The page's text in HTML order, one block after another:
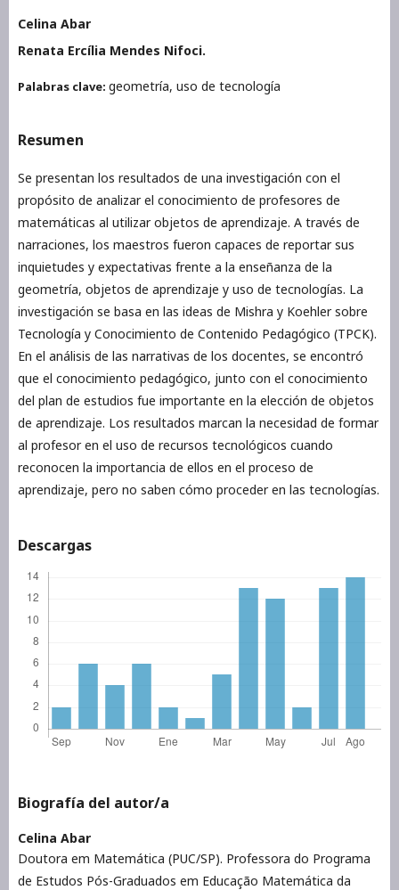
Celina Abar
Renata Ercília Mendes Nifoci.
Palabras clave: geometría, uso de tecnología
Resumen
Se presentan los resultados de una investigación con el
propósito de analizar el conocimiento de profesores de
matemáticas al utilizar objetos de aprendizaje. A través de
narraciones, los maestros fueron capaces de reportar sus
inquietudes y expectativas frente a la enseñanza de la
geometría, objetos de aprendizaje y uso de tecnologías. La
investigación se basa en las ideas de Mishra y Koehler sobre
Tecnología y Conocimiento de Contenido Pedagógico (TPCK).
En el análisis de las narrativas de los docentes, se encontró
que el conocimiento pedagógico, junto con el conocimiento
del plan de estudios fue importante en la elección de objetos
de aprendizaje. Los resultados marcan la necesidad de formar
al profesor en el uso de recursos tecnológicos cuando
reconocen la importancia de ellos en el proceso de
aprendizaje, pero no saben cómo proceder en las tecnologías.
Descargas
Biografía del autor/a
Celina Abar
Doutora em Matemática (PUC/SP). Professora do Programa
de Estudos Pós-Graduados em Educação Matemática da